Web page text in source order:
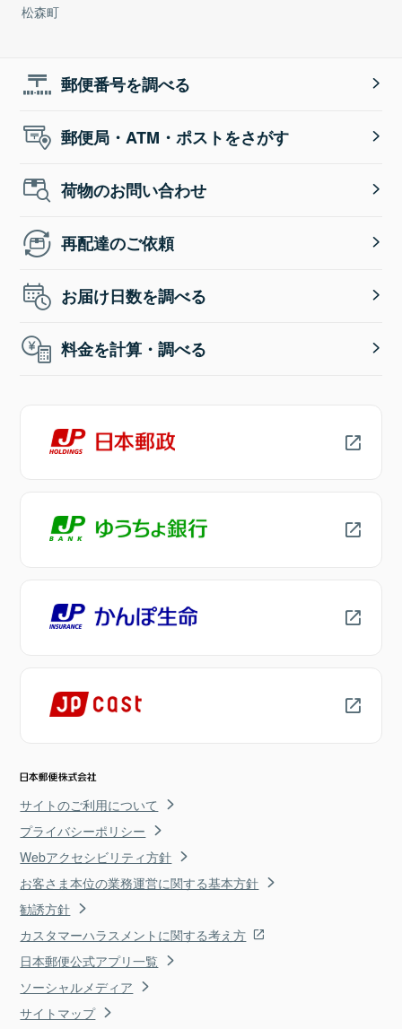
松森町
郵便番号を調べる
郵便局・ATM・ポストをさがす
荷物のお問い合わせ
再配達のご依頼
お届け日数を調べる
料金を計算・調べる
サイトのご利用について
プライバシーポリシー
Webアクセシビリティ方針
お客さま本位の業務運営に関する基本方針
勧誘方針
カスタマーハラスメントに関する考え方
日本郵便公式アプリ一覧
ソーシャルメディア
サイトマップ